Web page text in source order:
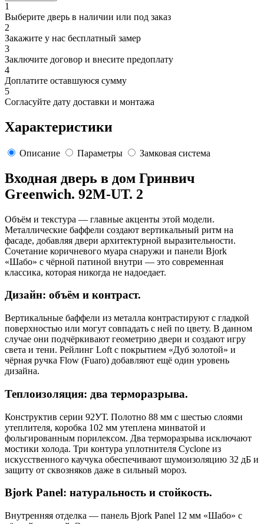
1
Выберите дверь в наличии или под заказ
2
Закажите у нас бесплатный замер
3
Заключите договор и внесите предоплату
4
Доплатите оставшуюся сумму
5
Согласуйте дату доставки и монтажа
Характеристики
Описание Параметры Замковая система
Входная дверь в дом Гринвич
Greenwich. 92M-UT. 2
Объём и текстура — главные акценты этой модели.
Металлические баффели создают вертикальный ритм на
фасаде, добавляя двери архитектурной выразительности.
Сочетание коричневого муара снаружи и панели Bjork
«Шабо» с чёрной патиной внутри — это современная
классика, которая никогда не надоедает.
Дизайн: объём и контраст.
Вертикальные баффели из металла контрастируют с гладкой
поверхностью или могут совпадать с ней по цвету. В данном
случае они подчёркивают геометрию двери и создают игру
света и тени. Рейлинг Loft с покрытием «Дуб золотой» и
чёрная ручка Flow (Fuaro) добавляют ещё один уровень
дизайна.
Теплоизоляция: два терморазрыва.
Конструктив серии 92УТ. Полотно 88 мм с шестью слоями
утеплителя, коробка 102 мм утеплена минватой и
фольгированным порилексом. Два терморазрыва исключают
мостики холода. Три контура уплотнителя Cyclone из
искусственного каучука обеспечивают шумоизоляцию 32 дБ и
защиту от сквозняков даже в сильный мороз.
Bjork Panel: натуральность и стойкость.
Внутренняя отделка — панель Bjork Panel 12 мм «Шабо» с